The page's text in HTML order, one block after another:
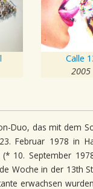
Calle
2005
Duo, das mit dem
Februar 1978 in
10. September
Woche in der 13th
erwachsen